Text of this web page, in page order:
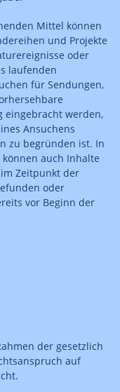
Mittel können
und Projekte
oder
laufenden
für Sendungen,
eingebracht werden,
Ansuchens
zu begründen ist. In
auch Inhalte
Zeitpunkt der
oder
vor Beginn der
der gesetzlich
auf